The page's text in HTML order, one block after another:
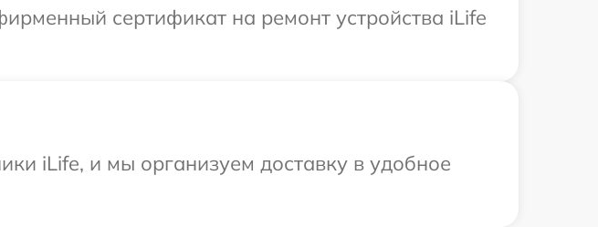
сертификат на ремонт устройства iLife
iLife, и мы организуем доставку в удобное